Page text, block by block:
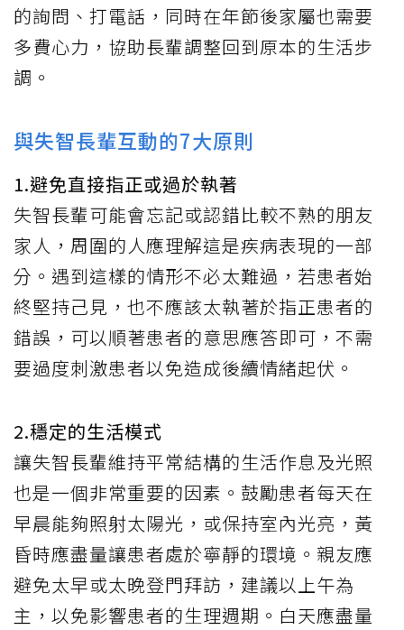
的詢問、打電話，同時在年節後家屬也需要
多費心力，協助長輩調整回到原本的生活步
調。
與失智長輩互動的7大原則
1.避免直接指正或過於執著
失智長輩可能會忘記或認錯比較不熟的朋友
家人，周圍的人應理解這是疾病表現的一部
分。遇到這樣的情形不必太難過，若患者始
終堅持己見，也不應該太執著於指正患者的
錯誤，可以順著患者的意思應答即可，不需
要過度刺激患者以免造成後續情緒起伏。
2.穩定的生活模式
讓失智長輩維持平常結構的生活作息及光照
也是一個非常重要的因素。鼓勵患者每天在
早晨能夠照射太陽光，或保持室內光亮，黃
昏時應盡量讓患者處於寧靜的環境。親友應
避免太早或太晚登門拜訪，建議以上午為
主，以免影響患者的生理週期。白天應盡量